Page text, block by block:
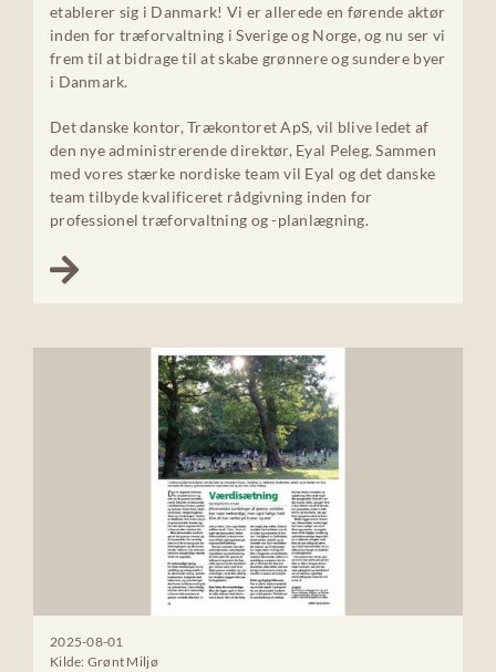
etablerer sig i Danmark! Vi er allerede en førende aktør
inden for træforvaltning i Sverige og Norge, og nu ser vi
frem til at bidrage til at skabe grønnere og sundere byer
i Danmark.
Det danske kontor, Trækontoret ApS, vil blive ledet af
den nye administrerende direktør, Eyal Peleg. Sammen
med vores stærke nordiske team vil Eyal og det danske
team tilbyde kvalificeret rådgivning inden for
professionel træforvaltning og -planlægning.
2025-08-01
Kilde: Grønt Miljø